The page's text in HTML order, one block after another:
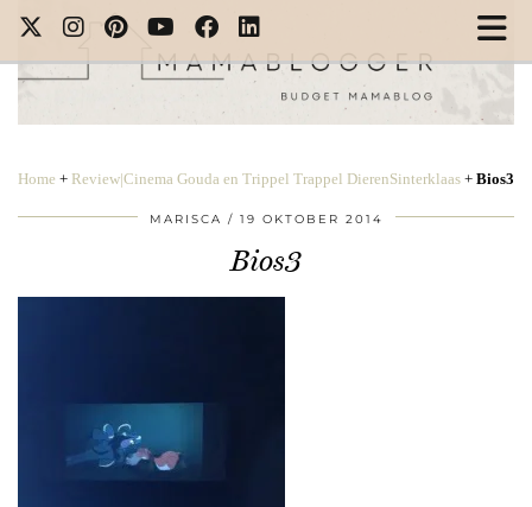
Home + Review|Cinema Gouda en Trippel Trappel DierenSinterklaas + Bios3
MARISCA 19 OKTOBER 2014
Bios3